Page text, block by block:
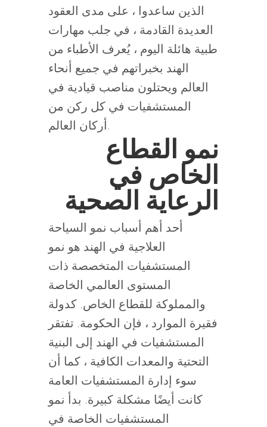
الذين ساعدوا ، على مدى العقود
العديدة القادمة ، في جلب مهارات
طبية هائلة اليوم ، يُعرف الأطباء من
الهند بخبراتهم في جميع أنحاء
العالم ويحتلون مناصب قيادية في
المستشفيات في كل ركن من
أركان العالم.
نمو القطاع
الخاص في
الرعاية الصحية
أحد أهم أسباب نمو السياحة
العلاجية في الهند هو نمو
المستشفيات المتخصصة ذات
المستوى العالمي الخاصة
والمملوكة للقطاع الخاص. كدولة
فقيرة الموارد ، فإن الحكومة. تفتقر
المستشفيات في الهند إلى البنية
التحتية والمعدات الكافية ، كما أن
سوء إدارة المستشفيات العامة
كانت أيضًا مشكلة كبيرة. بدأ نمو
المستشفيات الخاصة في